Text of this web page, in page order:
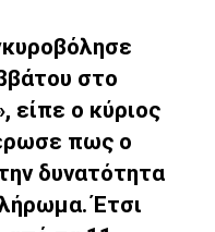
στο
είπε ο κύριος
πως ο
δυνατότητα
Έτσι